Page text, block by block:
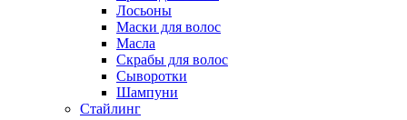
Лосьоны
Маски для волос
Масла
Скрабы для волос
Сыворотки
Шампуни
Стайлинг